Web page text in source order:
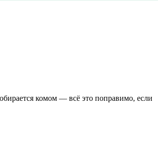
комом — всё это поправимо, если